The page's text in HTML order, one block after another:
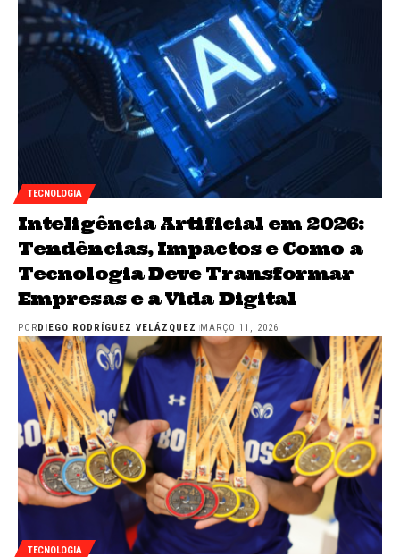
TECNOLOGIA
Inteligência Artificial em 2026:
Tendências, Impactos e Como a
Tecnologia Deve Transformar
Empresas e a Vida Digital
PORDIEGO RODRÍGUEZ VELÁZQUEZ MARÇO 11, 2026
TECNOLOGIA